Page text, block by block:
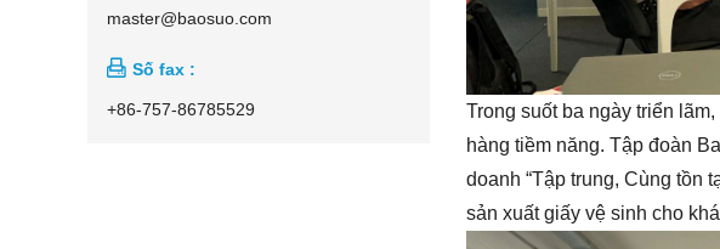
Trong suốt ba ngày triển
hàng tiềm năng. Tập đoàn
doanh “Tập trung, Cùng tồn
sản xuất giấy vệ sinh cho
master@baosuo.com
 Số fax :
+86-757-86785529